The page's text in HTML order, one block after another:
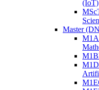
(IoT)
Master